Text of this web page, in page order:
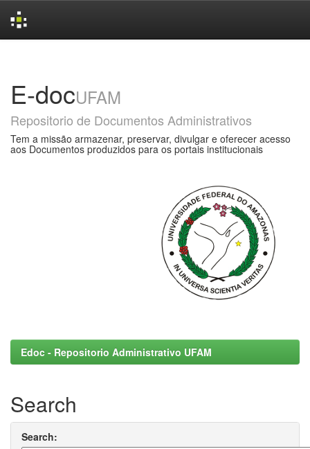
E-docUFAM
Repositorio de Documentos Administrativos
Tem a missão armazenar, preservar, divulgar e oferecer acesso
aos Documentos produzidos para os portais institucionais
Edoc - Repositorio Administrativo UFAM
Search
Search: